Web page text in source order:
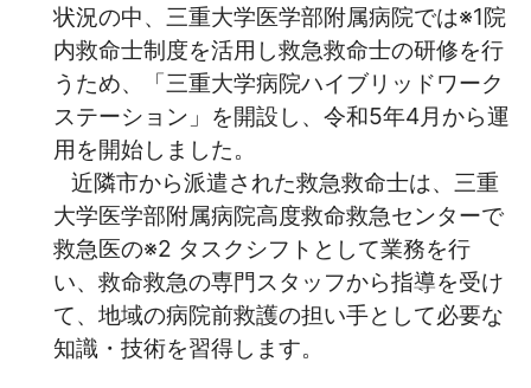
状況の中、三重大学医学部附属病院では※1院
内救命士制度を活用し救急救命士の研修を行
うため、「三重大学病院ハイブリッドワーク
ステーション」を開設し、令和5年4月から運
用を開始しました。
近隣市から派遣された救急救命士は、三重
大学医学部附属病院高度救命救急センターで
救急医の※2 タスクシフトとして業務を行
い、救命救急の専門スタッフから指導を受け
て、地域の病院前救護の担い手として必要な
知識・技術を習得します。